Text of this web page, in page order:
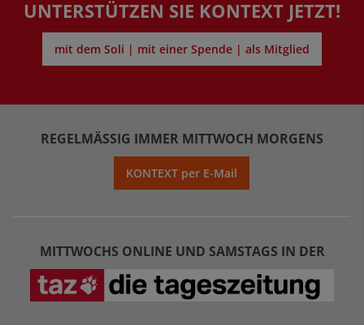
UNTERSTÜTZEN SIE KONTEXT JETZT!
mit dem Soli | mit einer Spende | als Mitglied
REGELMÄSSIG IMMER MITTWOCH MORGENS
KONTEXT per E-Mail
MITTWOCHS ONLINE UND SAMSTAGS IN DER